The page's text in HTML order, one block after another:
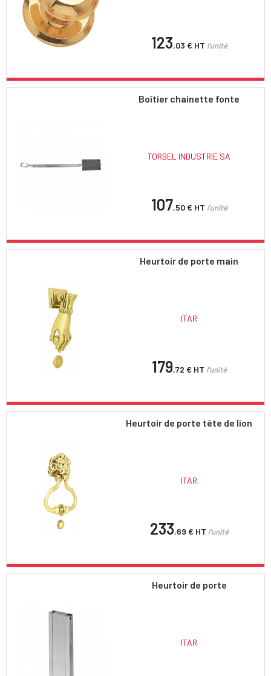
123,03 € HT l'unité
Boîtier chainette fonte
TORBEL INDUSTRIE SA
107,50 € HT l'unité
Heurtoir de porte main
ITAR
179,72 € HT l'unité
Heurtoir de porte tête de lion
ITAR
233,69 € HT l'unité
Heurtoir de porte
ITAR